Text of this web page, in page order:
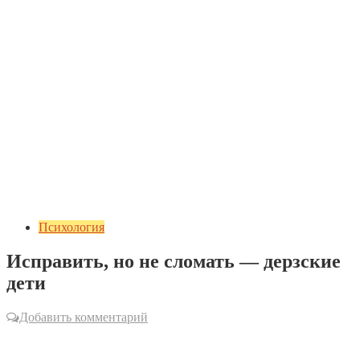
Психология
Исправить, но не сломать — дерзские
дети
Добавить комментарий